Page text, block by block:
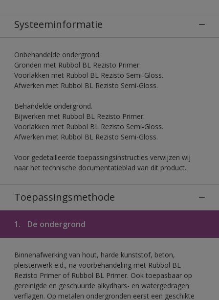
Systeeminformatie
Onbehandelde ondergrond.
Gronden met Rubbol BL Rezisto Primer.
Voorlakken met Rubbol BL Rezisto Semi-Gloss.
Afwerken met Rubbol BL Rezisto Semi-Gloss.
Behandelde ondergrond.
Bijwerken met Rubbol BL Rezisto Primer.
Voorlakken met Rubbol BL Rezisto Semi-Gloss.
Afwerken met Rubbol BL Rezisto Semi-Gloss.
Voor gedetailleerde toepassingsinstructies verwijzen wij
naar het technische documentatieblad van dit product.
Toepassingsmethode
1. De ondergrond
Binnenafwerking van hout, harde kunststof, beton,
pleisterwerk e.d., na voorbehandeling met Rubbol BL
Rezisto Primer of Rubbol BL Primer. Ook toepasbaar op
gereinigde en geschuurde alkydhars- en watergedragen
verflagen. Op metalen ondergronden eerst een geschikte